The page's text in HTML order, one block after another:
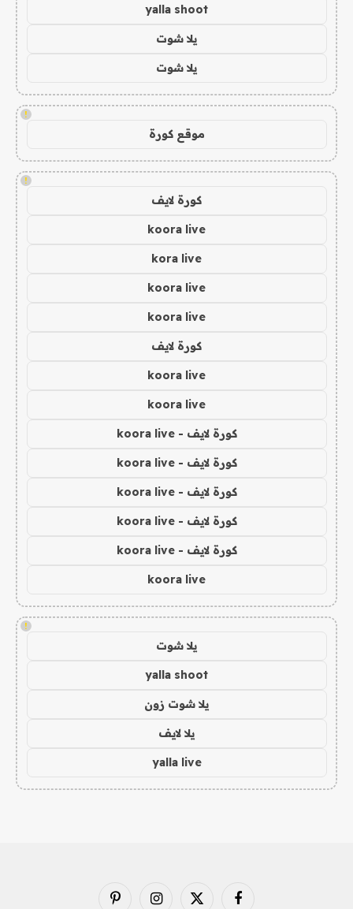
yalla shoot
يلا شوت
يلا شوت
!
موقع كورة
!
كورة لايف
koora live
kora live
koora live
koora live
كورة لايف
koora live
koora live
كورة لايف - koora live
كورة لايف - koora live
كورة لايف - koora live
كورة لايف - koora live
كورة لايف - koora live
koora live
!
يلا شوت
yalla shoot
يلا شوت زون
يلا لايف
yalla live
فيسبوك X الانستغرامبينتيريست